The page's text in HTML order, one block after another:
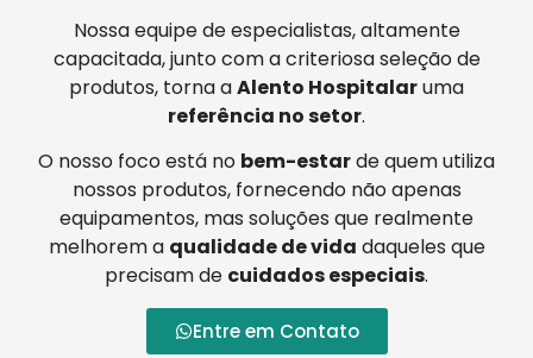
Nossa equipe de especialistas, altamente
capacitada, junto com a criteriosa seleção de
produtos, torna aAlento Hospitalaruma
referência no setor.
O nosso foco está no bem-estarde quem utiliza
nossos produtos, fornecendo não apenas
equipamentos, mas soluções que realmente
melhorem a qualidade de vida daqueles que
precisam de cuidados especiais.
Entre em Contato